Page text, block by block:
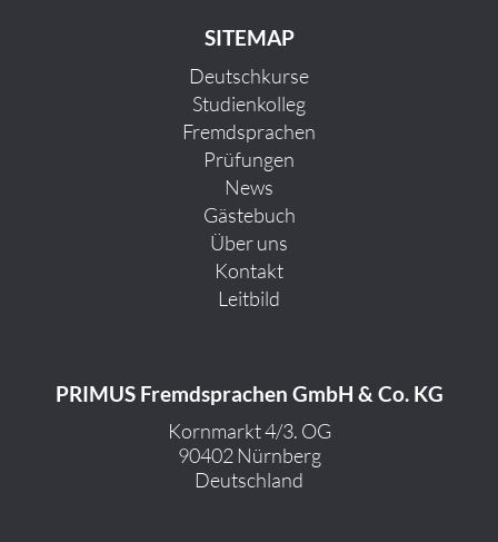
SITEMAP
Deutschkurse
Studienkolleg
Fremdsprachen
Prüfungen
News
Gästebuch
Über uns
Kontakt
Leitbild
PRIMUS Fremdsprachen GmbH & Co. KG
Kornmarkt 4/3. OG
90402 Nürnberg
Deutschland